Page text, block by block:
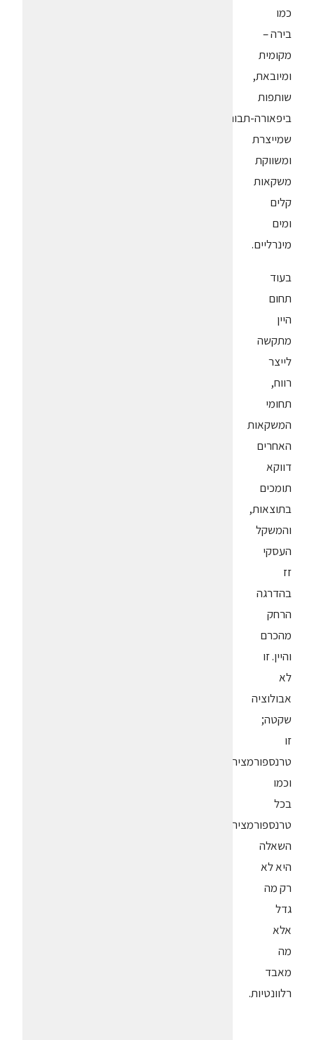
כמו
בירה –
מקומית
ומיובאת,
שותפות
ביפאורה-תבורי
שמייצרת
ומשווקת
משקאות
קלים
ומים
מינרליים.
בעוד
תחום
היין
מתקשה
לייצר
רווח,
תחומי
המשקאות
האחרים
דווקא
תומכים
בתוצאות,
והמשקל
העסקי
זז
בהדרגה
הרחק
מהכרם
והיין. זו
לא
אבולוציה
שקטה;
זו
טרנספורמציה.
וכמו
בכל
טרנספורמציה,
השאלה
היא לא
רק מה
גדל
אלא
מה
מאבד
רלוונטיות.